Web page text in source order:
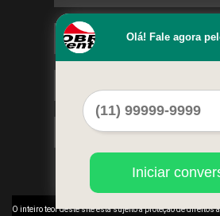
Serviços
Mapa do site
O inteiro teor deste site está sujeito à proteção de direitos
Olá! Fale agora
Iniciar